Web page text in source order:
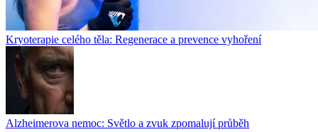
Kryoterapie celého těla: Regenerace a prevence vyhoření
Alzheimerova nemoc: Světlo a zvuk zpomalují průběh